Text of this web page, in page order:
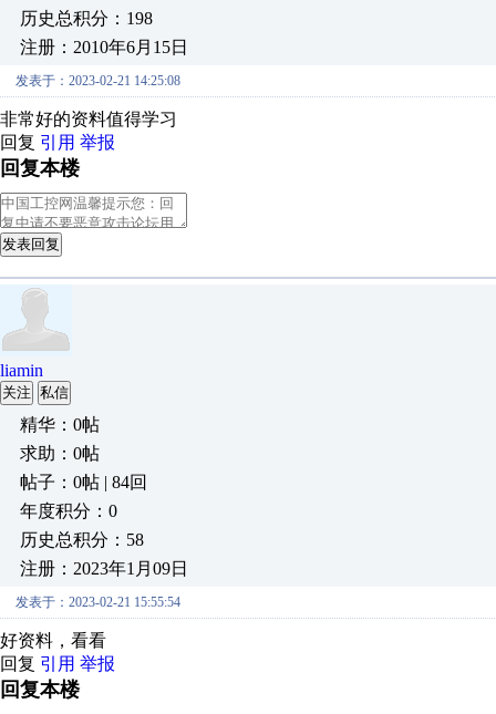
历史总积分：198
注册：2010年6月15日
发表于：2023-02-21 14:25:08
非常好的资料值得学习
回复 引用 举报
回复本楼
发表回复
liamin
关注 私信
精华：0帖
求助：0帖
帖子：0帖 | 84回
年度积分：0
历史总积分：58
注册：2023年1月09日
发表于：2023-02-21 15:55:54
好资料，看看
回复 引用 举报
回复本楼